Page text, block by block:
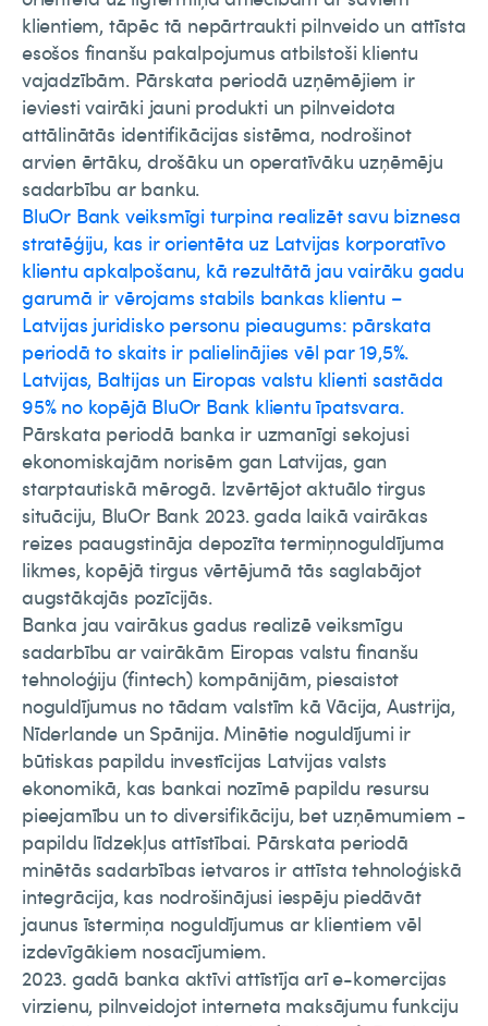
klientiem, tāpēc tā nepārtraukti pilnveido un attīsta
esošos finanšu pakalpojumus atbilstoši klientu
vajadzībām. Pārskata periodā uzņēmējiem ir
ieviesti vairāki jauni produkti un pilnveidota
attālinātās identifikācijas sistēma, nodrošinot
arvien ērtāku, drošāku un operatīvāku uzņēmēju
sadarbību ar banku.
BluOr Bank veiksmīgi turpina realizēt savu biznesa
stratēģiju, kas ir orientēta uz Latvijas korporatīvo
klientu apkalpošanu, kā rezultātā jau vairāku gadu
garumā ir vērojams stabils bankas klientu –
Latvijas juridisko personu pieaugums: pārskata
periodā to skaits ir palielinājies vēl par 19,5%.
Latvijas, Baltijas un Eiropas valstu klienti sastāda
95% no kopējā BluOr Bank klientu īpatsvara.
Pārskata periodā banka ir uzmanīgi sekojusi
ekonomiskajām norisēm gan Latvijas, gan
starptautiskā mērogā. Izvērtējot aktuālo tirgus
situāciju, BluOr Bank 2023. gada laikā vairākas
reizes paaugstināja depozīta termiņnoguldījuma
likmes, kopējā tirgus vērtējumā tās saglabājot
augstākajās pozīcijās.
Banka jau vairākus gadus realizē veiksmīgu
sadarbību ar vairākām Eiropas valstu finanšu
tehnoloģiju (fintech) kompānijām, piesaistot
noguldījumus no tādam valstīm kā Vācija, Austrija,
Nīderlande un Spānija. Minētie noguldījumi ir
būtiskas papildu investīcijas Latvijas valsts
ekonomikā, kas bankai nozīmē papildu resursu
pieejamību un to diversifikāciju, bet uzņēmumiem -
papildu līdzekļus attīstībai. Pārskata periodā
minētās sadarbības ietvaros ir attīsta tehnoloģiskā
integrācija, kas nodrošinājusi iespēju piedāvāt
jaunus īstermiņa noguldījumus ar klientiem vēl
izdevīgākiem nosacījumiem.
2023. gadā banka aktīvi attīstīja arī e-komercijas
virzienu, pilnveidojot interneta maksājumu funkciju